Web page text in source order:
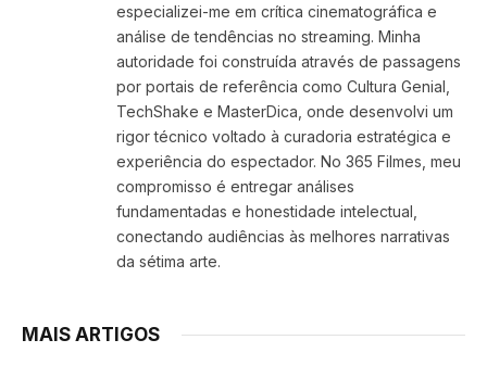
especializei-me em crítica cinematográfica e
análise de tendências no streaming. Minha
autoridade foi construída através de passagens
por portais de referência como Cultura Genial,
TechShake e MasterDica, onde desenvolvi um
rigor técnico voltado à curadoria estratégica e
experiência do espectador. No 365 Filmes, meu
compromisso é entregar análises
fundamentadas e honestidade intelectual,
conectando audiências às melhores narrativas
da sétima arte.
MAIS ARTIGOS